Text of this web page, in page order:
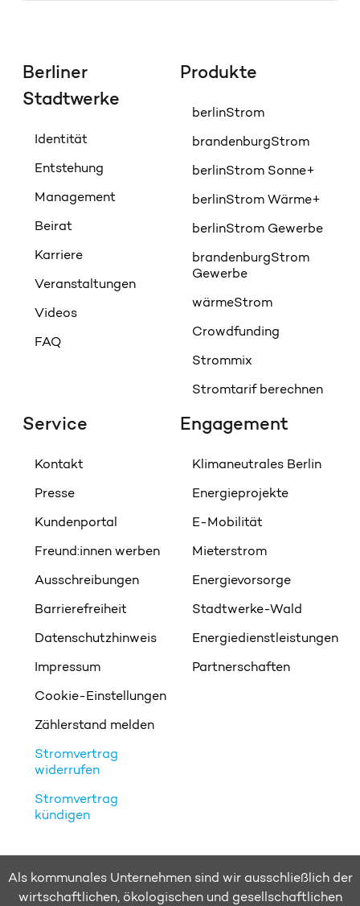
Berliner
Stadtwerke
Identität
Entstehung
Management
Beirat
Karriere
Veranstaltungen
Videos
FAQ
Produkte
berlinStrom
brandenburgStrom
berlinStrom Sonne+
berlinStrom Wärme+
berlinStrom Gewerbe
brandenburgStrom
Gewerbe
wärmeStrom
Crowdfunding
Strommix
Stromtarif berechnen
Service
Kontakt
Presse
Kundenportal
Freund:innen werben
Ausschreibungen
Barrierefreiheit
Datenschutzhinweis
Impressum
Cookie-Einstellungen
Zählerstand melden
Stromvertrag
widerrufen
Stromvertrag
kündigen
Engagement
Klimaneutrales Berlin
Energieprojekte
E-Mobilität
Mieterstrom
Energievorsorge
Stadtwerke-Wald
Energiedienstleistungen
Partnerschaften
Als kommunales Unternehmen sind wir ausschließlich der
wirtschaftlichen, ökologischen und gesellschaftlichen